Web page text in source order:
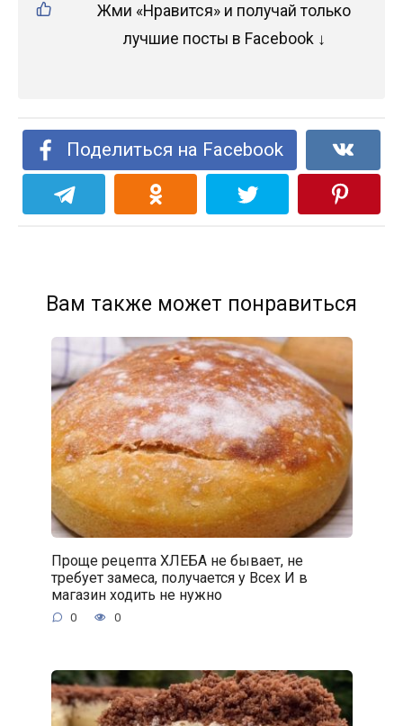
Жми «Нравится» и получай только
лучшие посты в Facebook ↓
Поделиться на Facebook
Вам также может понравиться
Проще рецепта ХЛЕБА не бывает, не
требует замеса, получается у Всех И в
магазин ходить не нужно
0 0